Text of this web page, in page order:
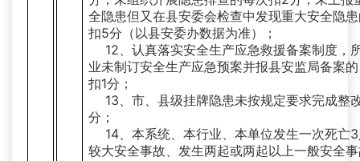
全隐患但又在县安委会检查中发现重大安全隐
扣5分（以县安委办数据为准）；
12、认真落实安全生产应急救援备案制度，
业未制订安全生产应急预案并报县安监局备案
扣1分；
13、市、县级挂牌隐患未按规定要求完成整
分；
14、本系统、本行业、本单位发生一次死亡
较大安全事故、发生两起或两起以上一般安全